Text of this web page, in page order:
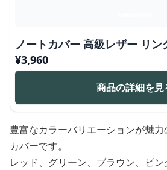
ノートカバー 高級レザー リ
¥3,960
商品の詳細を見
豊富なカラーバリエーションが魅力
カバーです。
レッド、グリーン、ブラウン、ピ